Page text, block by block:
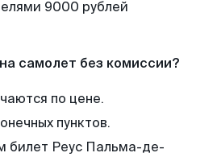
9000 рублей
самолет без комиссии?
по цене.
пунктов.
билет Реус Пальма-де-